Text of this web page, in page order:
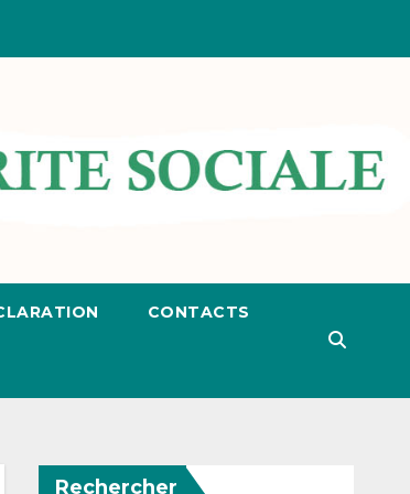
CONTACTS
Rechercher